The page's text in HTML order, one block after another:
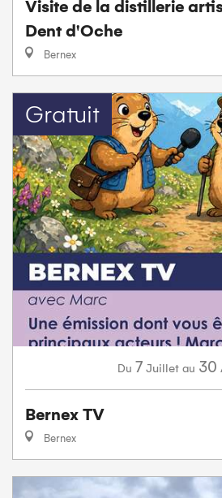
Visite de la distillerie
Dent d'Oche
Bernex
Gratuit
Du 7 Juillet au 30
Bernex TV
Bernex